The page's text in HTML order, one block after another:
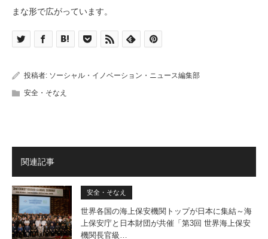
まな形で広がっています。
投稿者: ソーシャル・イノベーション・ニュース編集部
安全・そなえ
関連記事
安全・そなえ
世界各国の海上保安機関トップが日本に集結～海
上保安庁と日本財団が共催「第3回 世界海上保安
機関長官級…